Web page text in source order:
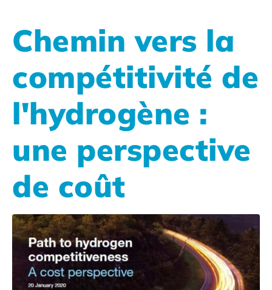
Chemin vers la
compétitivité de
l'hydrogène :
une perspective
de coût